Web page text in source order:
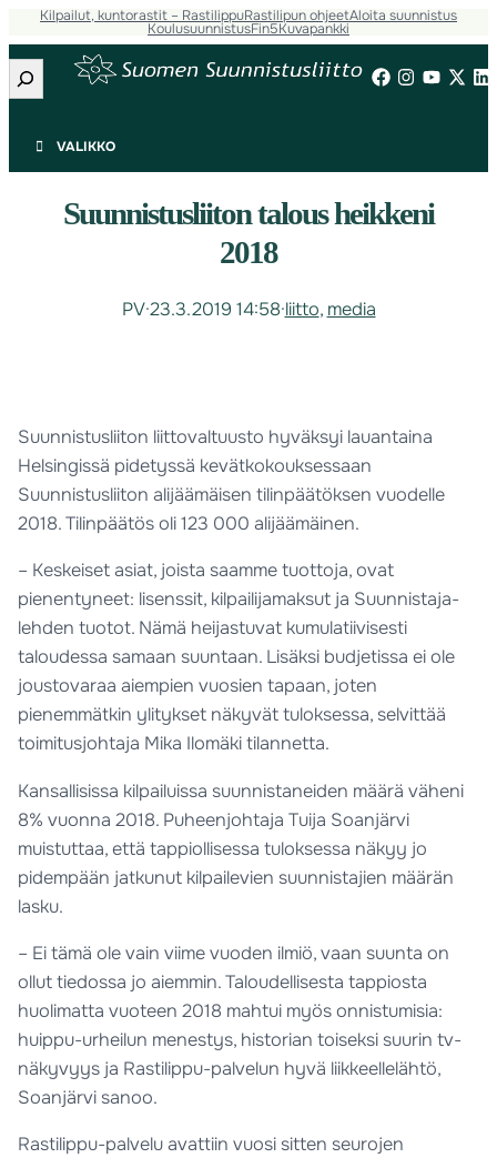
Kilpailut, kuntorastit – RastilippuRastilipun ohjeetAloita suunnistus
KoulusuunnistusFin5Kuvapankki
Etsi
VALIKKO
Suunnistusliiton talous heikkeni
2018
PV·23.3.2019 14:58·liitto, media
Suunnistusliiton liittovaltuusto hyväksyi lauantaina
Helsingissä pidetyssä kevätkokouksessaan
Suunnistusliiton alijäämäisen tilinpäätöksen vuodelle
2018. Tilinpäätös oli 123 000 alijäämäinen.
– Keskeiset asiat, joista saamme tuottoja, ovat
pienentyneet: lisenssit, kilpailijamaksut ja Suunnistaja-
lehden tuotot. Nämä heijastuvat kumulatiivisesti
taloudessa samaan suuntaan. Lisäksi budjetissa ei ole
joustovaraa aiempien vuosien tapaan, joten
pienemmätkin ylitykset näkyvät tuloksessa, selvittää
toimitusjohtaja Mika Ilomäki tilannetta.
Kansallisissa kilpailuissa suunnistaneiden määrä väheni
8% vuonna 2018. Puheenjohtaja Tuija Soanjärvi
muistuttaa, että tappiollisessa tuloksessa näkyy jo
pidempään jatkunut kilpailevien suunnistajien määrän
lasku.
– Ei tämä ole vain viime vuoden ilmiö, vaan suunta on
ollut tiedossa jo aiemmin. Taloudellisesta tappiosta
huolimatta vuoteen 2018 mahtui myös onnistumisia:
huippu-urheilun menestys, historian toiseksi suurin tv-
näkyvyys ja Rastilippu-palvelun hyvä liikkeellelähtö,
Soanjärvi sanoo.
Rastilippu-palvelu avattiin vuosi sitten seurojen